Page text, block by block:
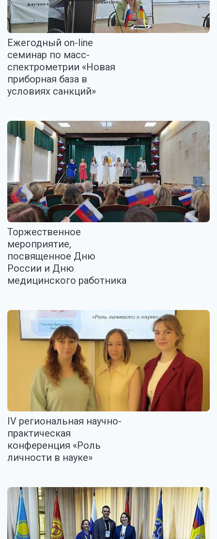
Ежегодный on-line
семинар по масс-
спектрометрии «Новая
приборная база в
условиях санкций»
Торжественное
мероприятие,
посвященное Дню
России и Дню
медицинского работника
IV региональная научно-
практическая
конференция «Роль
личности в науке»